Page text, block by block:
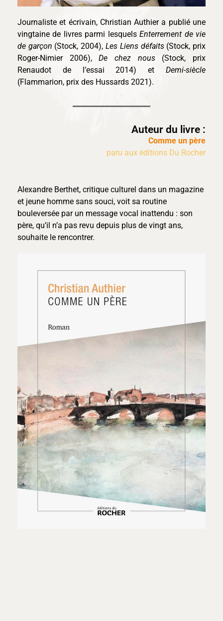
Journaliste et écrivain, Christian Authier a publié une
vingtaine de livres parmi lesquelsEnterrement de vie
de garçon (Stock, 2004),Les Liens défaits(Stock, prix
Roger-Nimier 2006),De chez nous(Stock, prix
Renaudot de l’essai 2014) etDemi-siècle
(Flammarion, prix des Hussards 2021).
Auteur du livre :
Comme un père
paru aux éditions Du Rocher
Alexandre Berthet, critique culturel dans un magazine
et jeune homme sans souci, voit sa routine
bouleversée par un message vocal inattendu : son
père, qu’il n’a pas revu depuis plus de vingt ans,
souhaite le rencontrer.